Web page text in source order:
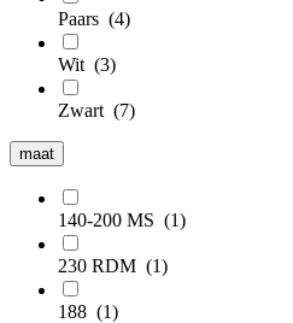
Paars (4)
Wit (3)
Zwart (7)
maat
140-200 MS (1)
230 RDM (1)
188 (1)